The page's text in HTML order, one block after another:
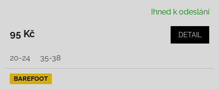
Ihned k odeslání
95 Kč DETAIL
20-24 35-38
BAREFOOT